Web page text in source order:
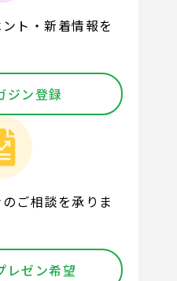
ト・新着情報を
ジン登録
ご相談を承りま
レゼン希望